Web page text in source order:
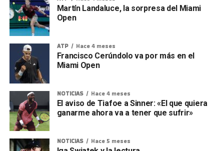
Martín Landaluce, la sorpresa del Miami
Open
ATP Hace 4 meses
Francisco Cerúndolo va por más en el
Miami Open
NOTICIAS Hace 4 meses
El aviso de Tiafoe a Sinner: «El que quiera
ganarme ahora va a tener que sufrir»
NOTICIAS Hace 5 meses